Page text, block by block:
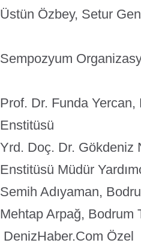
Üstün Özbey, Setur
Sempozyum
Prof. Dr. Funda
Enstitüsü
Yrd. Doç. Dr. Gökdeniz
Enstitüsü Müdür
Semih Adıyaman,
Mehtap Arpağ, Bodrum
DenizHaber.Com Özel